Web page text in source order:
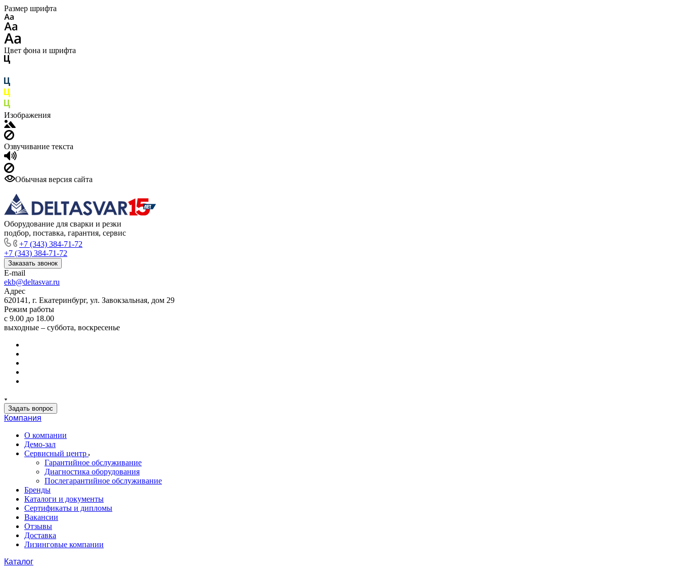
Размер шрифта
Цвет фона и шрифта
Изображения
Озвучивание текста
Обычная версия сайта
Оборудование для сварки и резки
подбор, поставка, гарантия, сервис
+7 (343) 384-71-72
+7 (343) 384-71-72
Заказать звонок
E-mail
ekb@deltasvar.ru
Адрес
620141, г. Екатеринбург, ул. Завокзальная, дом 29
Режим работы
с 9.00 до 18.00
выходные – суббота, воскресенье
Задать вопрос
Компания
О компании
Демо-зал
Сервисный центр
Гарантийное обслуживание
Диагностика оборудования
Послегарантийное обслуживание
Бренды
Каталоги и документы
Сертификаты и дипломы
Вакансии
Отзывы
Доставка
Лизинговые компании
Каталог